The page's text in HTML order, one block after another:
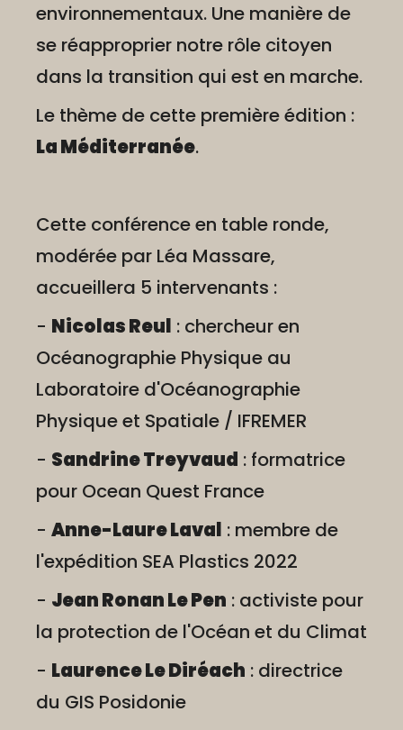
environnementaux. Une manière de
se réapproprier notre rôle citoyen
dans la transition qui est en marche.
Le thème de cette première édition :
La Méditerranée.
Cette conférence en table ronde,
modérée par Léa Massare,
accueillera 5 intervenants :
- Nicolas Reul : chercheur en
Océanographie Physique au
Laboratoire d'Océanographie
Physique et Spatiale / IFREMER
- Sandrine Treyvaud : formatrice
pour Ocean Quest France
- Anne-Laure Laval : membre de
l'expédition SEA Plastics 2022
- Jean Ronan Le Pen : activiste pour
la protection de l'Océan et du Climat
- Laurence Le Diréach : directrice
du GIS Posidonie